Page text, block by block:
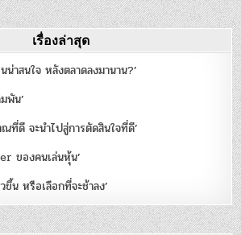
เรื่องล่าสุด
าสนใจ หลังตลาดลงมานาน?’
พัน’
ที่ดี จะนำไปสู่การตัดสินใจที่ดี’
ของคนเล่นหุ้น’
ขึ้น หรือเลือกที่จะช้าลง’